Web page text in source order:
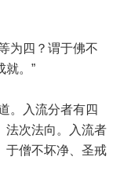
为四？谓于佛不
就。”
。入流分者有四
法次法向。入流者
于僧不坏净、圣戒